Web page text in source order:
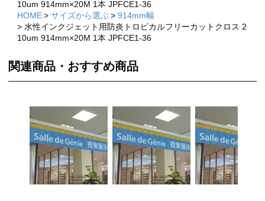
×
×
10um 914mm×20M 1本 JPFCE1-36
HOME
サイズから選ぶ
914mm幅
水性インクジェット用防炎トロピカルフリーカットクロス 2
10um 914mm×20M 1本 JPFCE1-36
関連商品・おすすめ商品